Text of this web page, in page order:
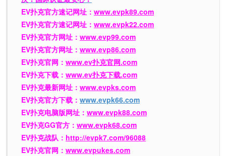
EV扑克官方速记网址： www.evpk89.com
EV扑克官方速记网址： www.evpk22.com
EV扑克官方网址： www.evp99.com
EV扑克官方网址： www.evp86.com
EV扑克官网： www.ev扑克官网.com
EV扑克下载： www.ev扑克下载.com
EV扑克最新网址： www.evpks.com
EV扑克官方下载： www.evpk66.com
EV扑克电脑版网址： www.evpk88.com
EV扑克GG官方： www.evpk68.com
EV扑克战队： http://evpk7.com/96088
EV扑克官网： www.evpukes.com